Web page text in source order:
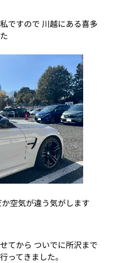
ですので 川越にある喜多
空気が違う気がします
てから ついでに所沢まで
ってきました。